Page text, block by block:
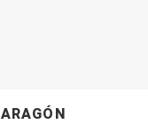
ARAGÓN